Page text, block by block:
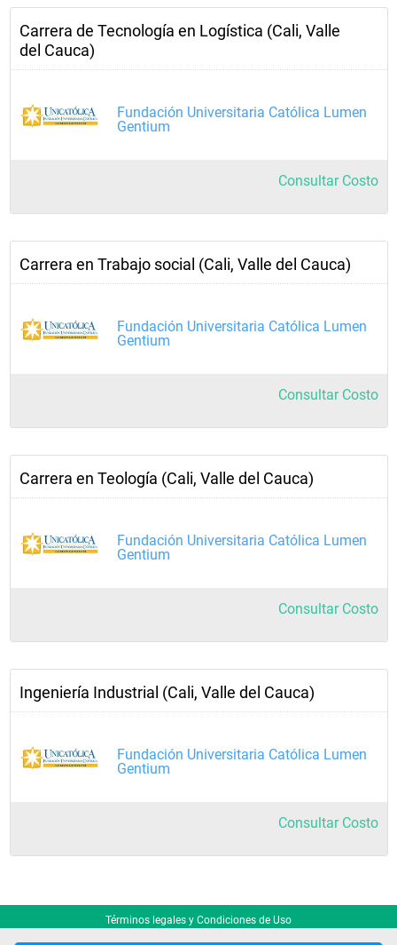
Carrera de Tecnología en Logística (Cali, Valle
del Cauca)
Fundación Universitaria Católica Lumen
Gentium
Consultar Costo
Carrera en Trabajo social (Cali, Valle del Cauca)
Fundación Universitaria Católica Lumen
Gentium
Consultar Costo
Carrera en Teología (Cali, Valle del Cauca)
Fundación Universitaria Católica Lumen
Gentium
Consultar Costo
Ingeniería Industrial (Cali, Valle del Cauca)
Fundación Universitaria Católica Lumen
Gentium
Consultar Costo
Términos legales y Condiciones de Uso